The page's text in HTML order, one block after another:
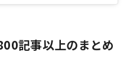
記事以上のまとめ